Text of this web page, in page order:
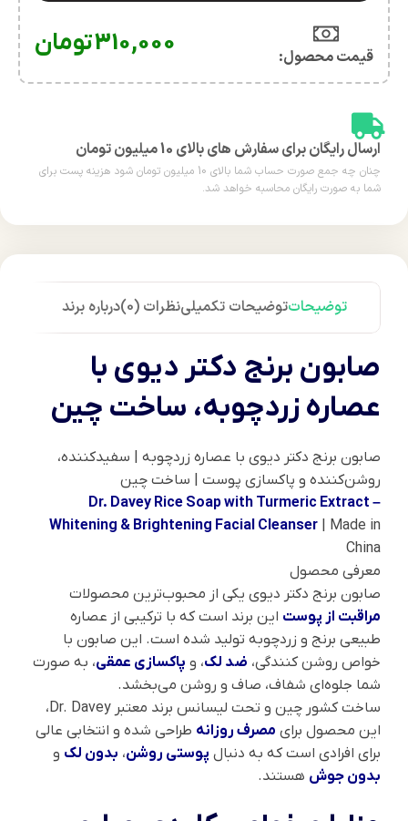
قیمت محصول:​ 310,000تومان
ارسال رایگان برای سفارش های بالای 10 میلیون تومان
چنان چه جمع صورت حساب شما بالای 10 میلیون تومان شود هزینه پست برای
شما به صورت رایگان محاسبه خواهد شد.
توضیحاتتوضیحات تکمیلینظرات (0) درباره برند
صابون برنج دکتر دیوی با
عصاره زردچوبه، ساخت چین
صابون برنج دکتر دیوی با عصاره زردچوبه | سفیدکننده،
روشن‌کننده و پاکسازی پوست | ساخت چین
Dr. Davey Rice Soap with Turmeric Extract –
Whitening & Brightening Facial Cleanser | Made in
China
معرفی محصول
صابون برنج دکتر دیوی یکی از محبوب‌ترین محصولات
مراقبت از پوست این برند است که با ترکیبی از عصاره
طبیعی برنج و زردچوبه تولید شده است. این صابون با
خواص روشن‌ کنندگی، ضد لک، و پاکسازی عمقی، به صورت
شما جلوه‌ای شفاف، صاف و روشن می‌بخشد.
ساخت کشور چین و تحت لیسانس برند معتبر Dr. Davey،
این محصول برای مصرف روزانه طراحی شده و انتخابی عالی
برای افرادی است که به دنبال پوستی روشن، بدون لک و
بدون جوش هستند.